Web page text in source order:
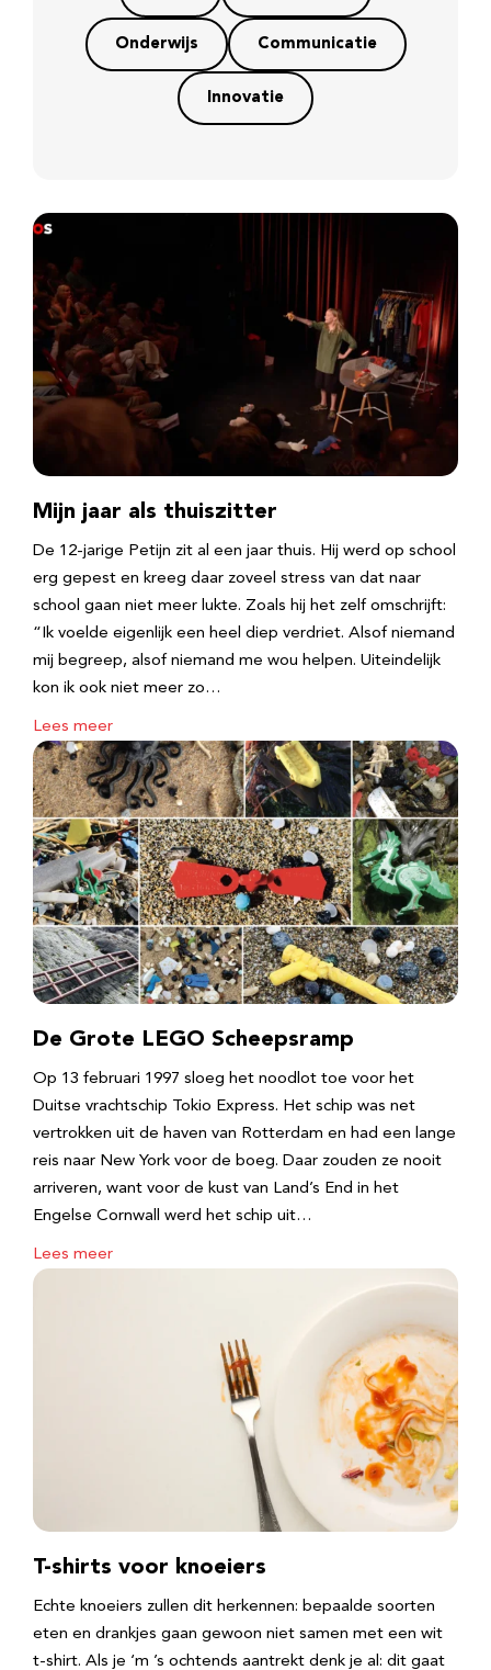
Onderwijs Communicatie
Innovatie
Mijn jaar als thuiszitter
De 12-jarige Petijn zit al een jaar thuis. Hij werd op school
erg gepest en kreeg daar zoveel stress van dat naar
school gaan niet meer lukte. Zoals hij het zelf omschrijft:
“Ik voelde eigenlijk een heel diep verdriet. Alsof niemand
mij begreep, alsof niemand me wou helpen. Uiteindelijk
kon ik ook niet meer zo…
Lees meer
De Grote LEGO Scheepsramp
Op 13 februari 1997 sloeg het noodlot toe voor het
Duitse vrachtschip Tokio Express. Het schip was net
vertrokken uit de haven van Rotterdam en had een lange
reis naar New York voor de boeg. Daar zouden ze nooit
arriveren, want voor de kust van Land’s End in het
Engelse Cornwall werd het schip uit…
Lees meer
T-shirts voor knoeiers
Echte knoeiers zullen dit herkennen: bepaalde soorten
eten en drankjes gaan gewoon niet samen met een wit
t-shirt. Als je ‘m ’s ochtends aantrekt denk je al: dit gaat